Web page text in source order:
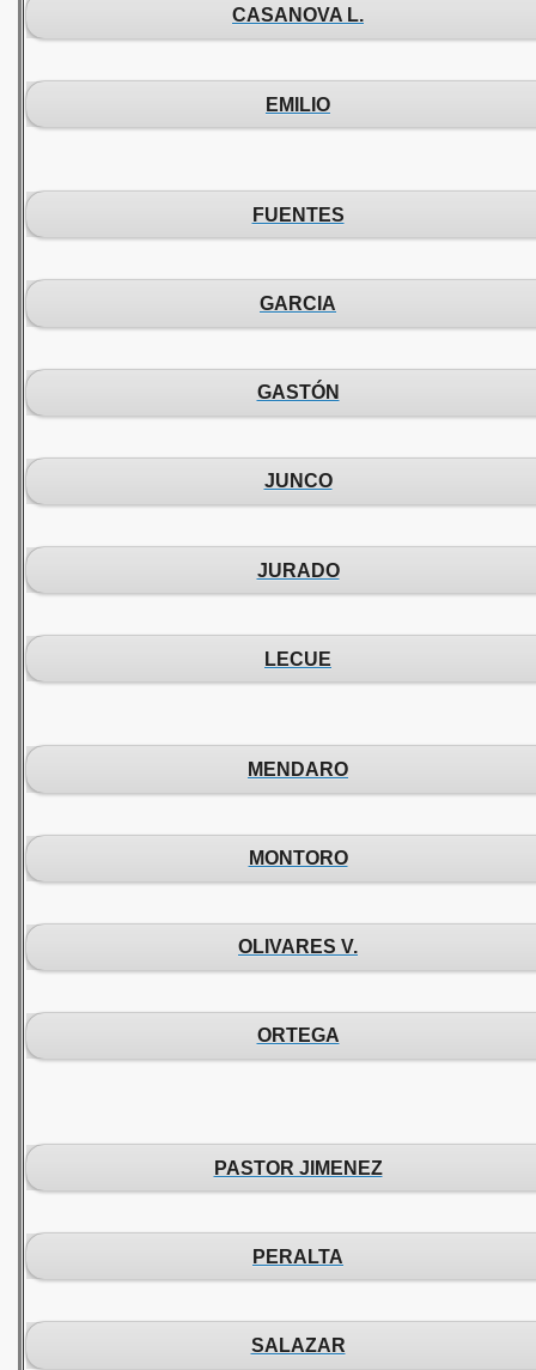
CASANOVA L.
EMILIO
FUENTES
GARCIA
GASTÓN
JUNCO
JURADO
LECUE
MENDARO
MONTORO
OLIVARES V.
ORTEGA
PASTOR JIMENEZ
PERALTA
SALAZAR